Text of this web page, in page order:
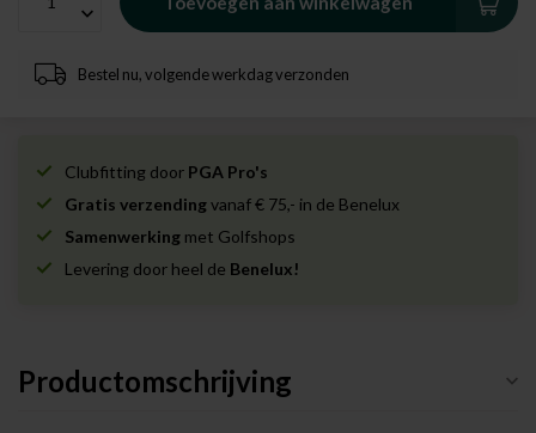
Bestel nu, volgende werkdag verzonden
Clubfitting door PGA Pro's
Gratis verzendingvanaf € 75,- in de Benelux
Samenwerking met Golfshops
Levering door heel de Benelux!
Productomschrijving